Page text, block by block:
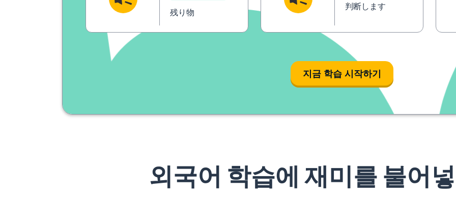
残り物
判断します
지금 학습 시작하기
외국어 학습에 재미를 불어